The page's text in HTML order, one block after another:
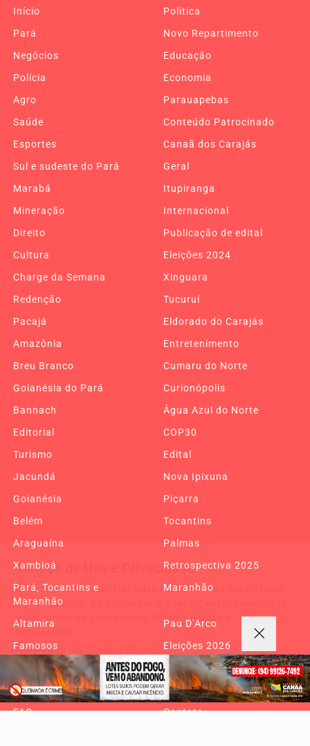
Início
Política
Pará
Novo Repartimento
Negócios
Educação
Polícia
Economia
Agro
Parauapebas
Saúde
Conteúdo Patrocinado
Esportes
Canaã dos Carajás
Sul e sudeste do Pará
Geral
Marabá
Itupiranga
Mineração
Internacional
Direito
Publicação de edital
Cultura
Eleições 2024
Charge da Semana
Xinguara
Redenção
Tucuruí
Pacajá
Eldorado do Carajás
Amazônia
Entretenimento
Breu Branco
Cumaru do Norte
Goianésia do Pará
Curionópolis
Bannach
Água Azul do Norte
Editorial
COP30
Turismo
Edital
Jacundá
Nova Ipixuna
Goianésia
Piçarra
Belém
Tocantins
Araguaína
Palmas
Xambioá
Retrospectiva 2025
Pará, Tocantins e
Maranhão
Maranhão
Altamira
Pau D’Arco
Famosos
Eleições 2026
Copa do Mundo 2026
Canaã Gastronomia 2026
Reportagem especial
Sobre
FAQ
Contato
Termos de Uso e Privacidade
Esse site utiliza cookies para melhorar sua experiência
de navegação. Ao continuar o acesso, entendemos que
você concorda com nossos Termos de Uso e
PARA MAIS INFORMAÇÕES,
ACESSE NOSSOS TERMOS
CLICANDO AQUI
PROSSEGUIR